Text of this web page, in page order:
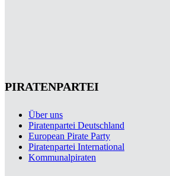
PIRATENPARTEI
Über uns
Piratenpartei Deutschland
European Pirate Party
Piratenpartei International
Kommunalpiraten